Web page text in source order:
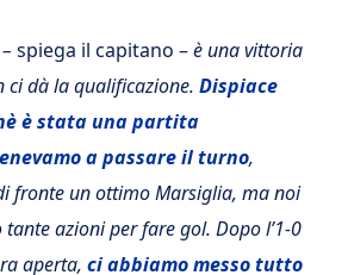
spiega il capitano –è una vittoria
ci dà la qualificazione. Dispiace
è stata una partita
a passare il turno,
fronte un ottimo Marsiglia, ma noi
azioni per fare gol. Dopo l’1-0
aperta, ci abbiamo messo tutto